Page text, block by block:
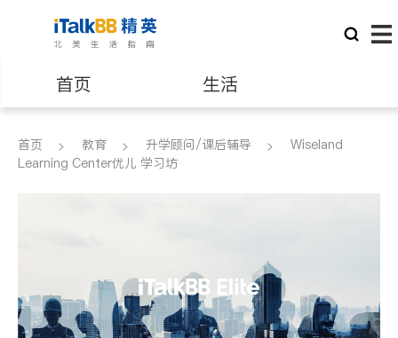
首页 生活
医生 律师
养老 非盈利组织
首页 教育 升学顾问/课后辅导
Wiseland
Learning Center优儿 学习坊